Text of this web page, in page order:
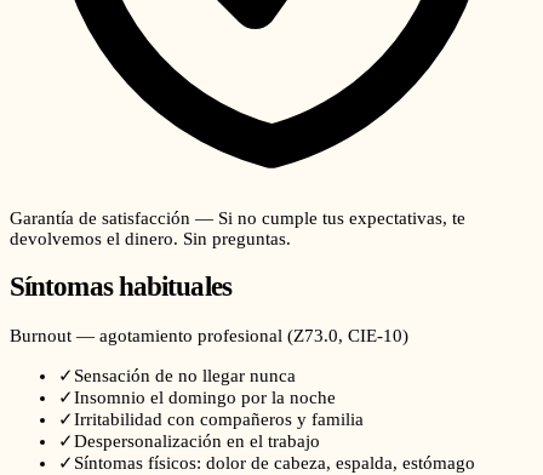
Garantía de satisfacción — Si no cumple tus expectativas, te
devolvemos el dinero. Sin preguntas.
Síntomas habituales
Burnout — agotamiento profesional (Z73.0, CIE-10)
✓ Sensación de no llegar nunca
✓Insomnio el domingo por la noche
✓Irritabilidad con compañeros y familia
✓Despersonalización en el trabajo
✓ Síntomas físicos: dolor de cabeza, espalda, estómago